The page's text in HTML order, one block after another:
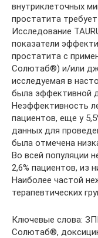
внутриклеточных
простатита
Исследование
показатели
простатита с
Солютаб®) и/или
исследуемая в
была эффективной
Неэффективность
пациентов, еще у
данных для
была отмечена
Во всей популяции
2,6% пациентов, из
Наиболее частой
терапевтических
Ключевые слова:
Солютаб®,